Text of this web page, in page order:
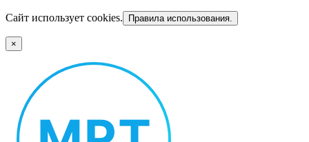
Сайт использует cookies. Правила использования.
×